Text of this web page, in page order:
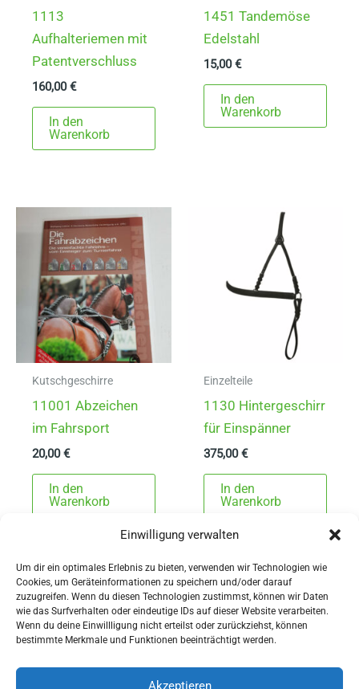
Einwilligung verwalten
Um dir ein optimales Erlebnis zu bieten, verwenden wir Technologien wie
Cookies, um Geräteinformationen zu speichern und/oder darauf
zuzugreifen. Wenn du diesen Technologien zustimmst, können wir Daten
wie das Surfverhalten oder eindeutige IDs auf dieser Website verarbeiten.
Wenn du deine Einwillligung nicht erteilst oder zurückziehst, können
bestimmte Merkmale und Funktionen beeinträchtigt werden.
Akzeptieren
1113
Aufhalteriemen mit
Patentverschluss
160,00€
In den
Warenkorb
1451 Tandemöse
Edelstahl
15,00€
In den
Warenkorb
Kutschgeschirre
11001 Abzeichen
im Fahrsport
20,00€
In den
Warenkorb
Einzelteile
1130 Hintergeschirr
für Einspänner
375,00€
In den
Warenkorb
AGBs
Widerrufsbelehrung